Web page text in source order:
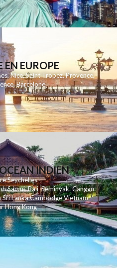
EUROPE
,Nice,Saint Tropez,Provence,
,Barcelone,
INDIEN
Seychelles
Samui Bali SeminyakCanggu
Sri LankaCambodgeVietnam
Hong Kong